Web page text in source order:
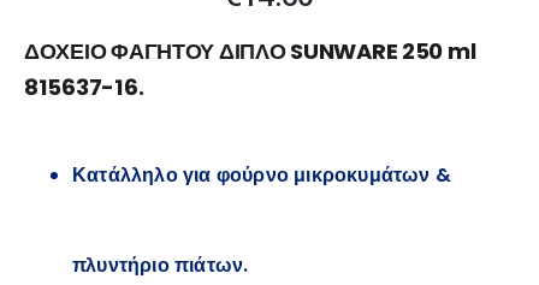
ΔΟΧΕΙΟ ΦΑΓΗΤΟΥ ΔΙΠΛΟ SUNWARE 250 ml
815637-16.
Κατάλληλο για φούρνο μικροκυμάτων &
πλυντήριο πιάτων.